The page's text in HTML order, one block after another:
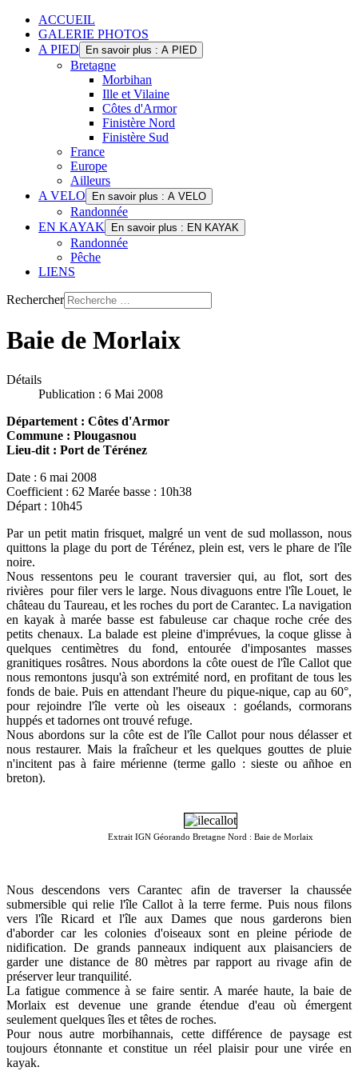
ACCUEIL
GALERIE PHOTOS
A PIED
En savoir plus : A PIED
Bretagne
Morbihan
Ille et Vilaine
Côtes d'Armor
Finistère Nord
Finistère Sud
France
Europe
Ailleurs
A VELO
En savoir plus : A VELO
Randonnée
EN KAYAK
En savoir plus : EN KAYAK
Randonnée
Pêche
LIENS
Rechercher
Baie de Morlaix
Détails
Publication : 6 Mai 2008
Département : Côtes d'Armor
Commune : Plougasnou
Lieu-dit : Port de Térénez
Date : 6 mai 2008
Coefficient : 62 Marée basse : 10h38
Départ : 10h45
Par un petit matin frisquet, malgré un vent de sud mollasson, nous
quittons la plage du port de Térénez, plein est, vers le phare de l'île
noire.
Nous ressentons peu le courant traversier qui, au flot, sort des
rivières pour filer vers le large. Nous divaguons entre l'île Louet, le
château du Taureau, et les roches du port de Carantec. La navigation
en kayak à marée basse est fabuleuse car chaque roche crée des
petits chenaux. La balade est pleine d'imprévues, la coque glisse à
quelques centimètres du fond, entourée d'imposantes masses
granitiques rosâtres. Nous abordons la côte ouest de l'île Callot que
nous remontons jusqu'à son extrémité nord, en profitant de tous les
fonds de baie. Puis en attendant l'heure du pique-nique, cap au 60°,
pour rejoindre l'île verte où les oiseaux : goélands, cormorans
huppés et tadornes ont trouvé refuge.
Nous abordons sur la côte est de l'île Callot pour nous délasser et
nous restaurer. Mais la fraîcheur et les quelques gouttes de pluie
n'incitent pas à faire mérienne (terme gallo : sieste ou añhoe en
breton).
Extrait IGN Géorando Bretagne Nord : Baie de Morlaix
Nous descendons vers Carantec afin de traverser la chaussée
submersible qui relie l'île Callot à la terre ferme. Puis nous filons
vers l'île Ricard et l'île aux Dames que nous garderons bien
d'aborder car les colonies d'oiseaux sont en pleine période de
nidification. De grands panneaux indiquent aux plaisanciers de
garder une distance de 80 mètres par rapport au rivage afin de
préserver leur tranquilité.
La fatigue commence à se faire sentir. A marée haute, la baie de
Morlaix est devenue une grande étendue d'eau où émergent
seulement quelques îles et têtes de roches.
Pour nous autre morbihannais, cette différence de paysage est
toujours étonnante et constitue un réel plaisir pour une virée en
kayak.